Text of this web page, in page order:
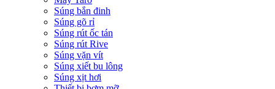
Súng bắn đinh
Súng gõ rỉ
Súng rút ốc tán
Súng rút Rive
Súng vặn vít
Súng xiết bu lông
Súng xịt hơi